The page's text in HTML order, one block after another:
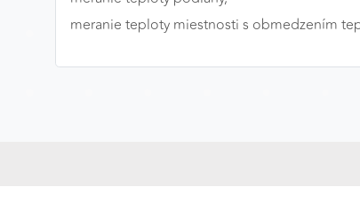
meranie teploty miestnosti s obmedzením
Poskytovateľ: Google